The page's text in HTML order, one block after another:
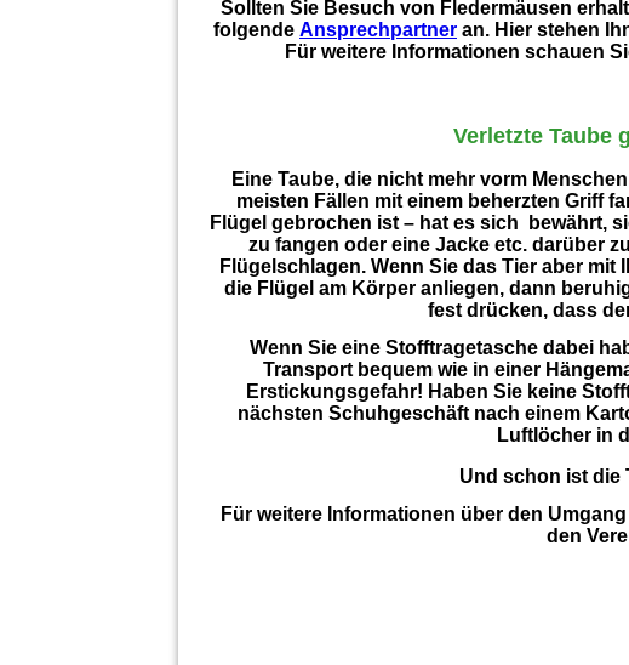
Sollten Sie Besuch von Fledermäusen
folgende Ansprechpartner an. Hier stehen
Für weitere Informationen schauen
Verletzte Taube
Eine Taube, die nicht mehr vorm
meisten Fällen mit einem beherzten Griff
Flügel gebrochen ist – hat es sich bewährt,
zu fangen oder eine Jacke etc. darüber
Flügelschlagen. Wenn Sie das Tier aber
die Flügel am Körper anliegen, dann
fest drücken, dass
Wenn Sie eine Stofftragetasche dabei
Transport bequem wie in einer
Erstickungsgefahr! Haben Sie keine
nächsten Schuhgeschäft nach einem
Luftlöcher in
Und schon ist die
Für weitere Informationen über den
den